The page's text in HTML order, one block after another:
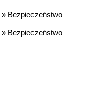
» Bezpieczeństwo
» Bezpieczeństwo